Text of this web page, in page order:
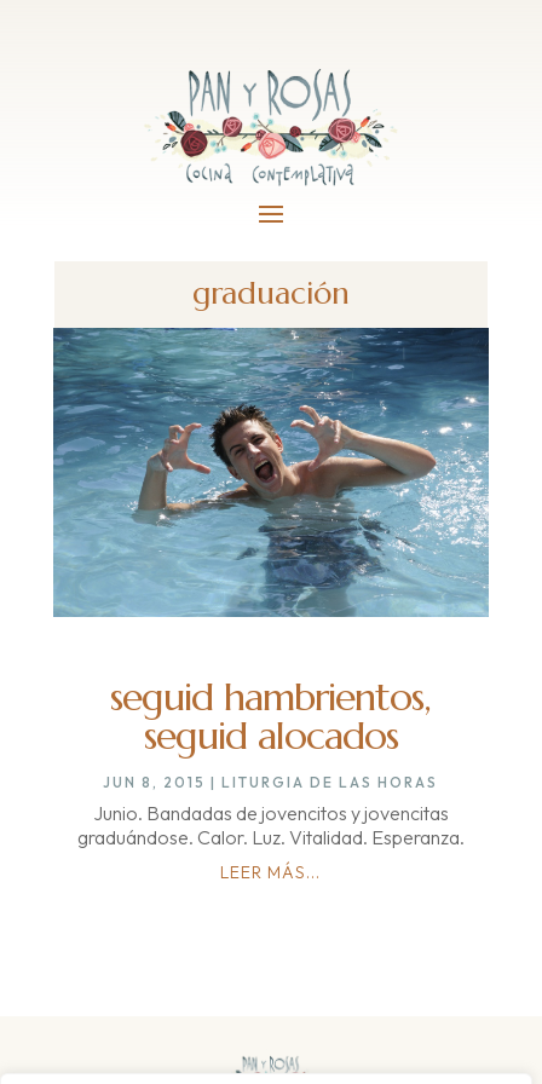
graduación
seguid hambrientos,
seguid alocados
JUN 8, 2015 |LITURGIA DE LAS HORAS
Junio. Bandadas de jovencitos y jovencitas
graduándose. Calor. Luz. Vitalidad. Esperanza.
LEER MÁS...